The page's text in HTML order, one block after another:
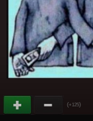
(+125)